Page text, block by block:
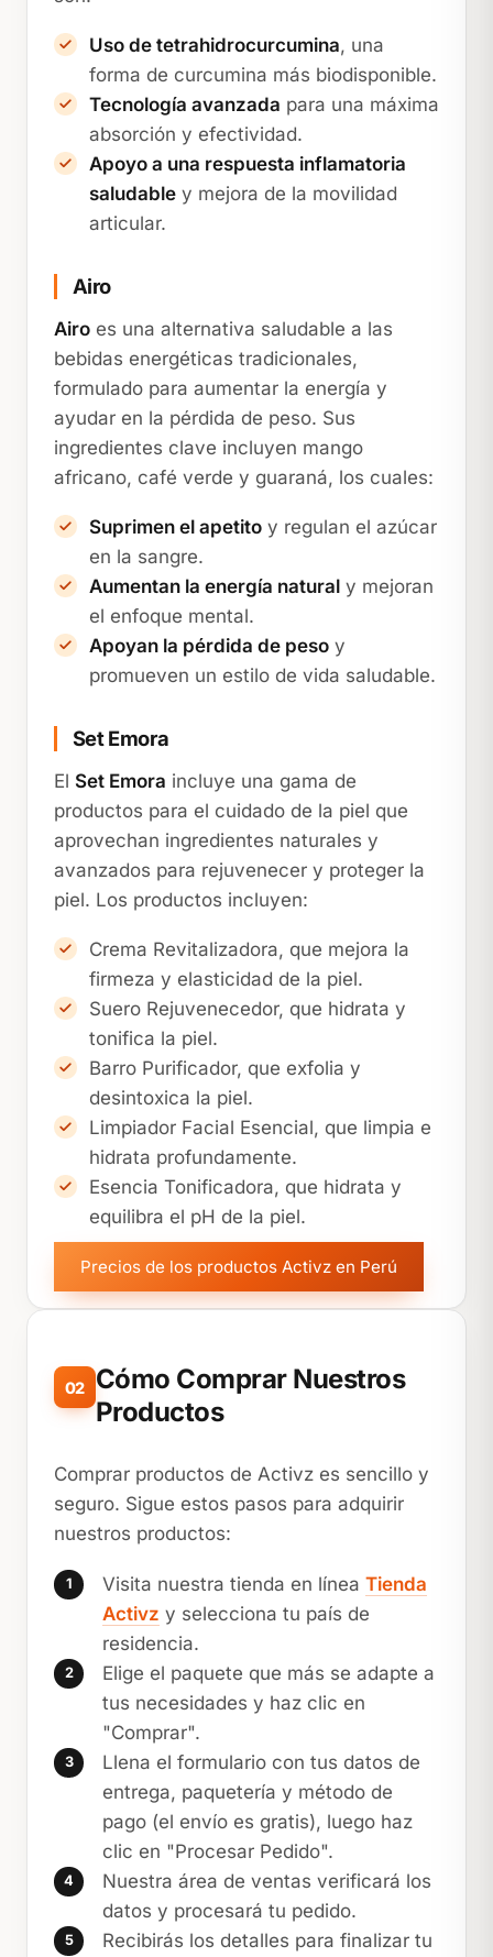
Uso de tetrahidrocurcumina, una
forma de curcumina más biodisponible.
Tecnología avanzada para una máxima
absorción y efectividad.
Apoyo a una respuesta inflamatoria
saludable y mejora de la movilidad
articular.
Airo
Airo es una alternativa saludable a las
bebidas energéticas tradicionales,
formulado para aumentar la energía y
ayudar en la pérdida de peso. Sus
ingredientes clave incluyen mango
africano, café verde y guaraná, los cuales:
Suprimen el apetito y regulan el azúcar
en la sangre.
Aumentan la energía natural y mejoran
el enfoque mental.
Apoyan la pérdida de peso y
promueven un estilo de vida saludable.
Set Emora
El Set Emora incluye una gama de
productos para el cuidado de la piel que
aprovechan ingredientes naturales y
avanzados para rejuvenecer y proteger la
piel. Los productos incluyen:
Crema Revitalizadora, que mejora la
firmeza y elasticidad de la piel.
Suero Rejuvenecedor, que hidrata y
tonifica la piel.
Barro Purificador, que exfolia y
desintoxica la piel.
Limpiador Facial Esencial, que limpia e
hidrata profundamente.
Esencia Tonificadora, que hidrata y
equilibra el pH de la piel.
Precios de los productos Activz en Perú
02 Cómo Comprar Nuestros
Productos
Comprar productos de Activz es sencillo y
seguro. Sigue estos pasos para adquirir
nuestros productos:
Visita nuestra tienda en línea Tienda
Activz y selecciona tu país de
residencia.
Elige el paquete que más se adapte a
tus necesidades y haz clic en
"Comprar".
Llena el formulario con tus datos de
entrega, paquetería y método de
pago (el envío es gratis), luego haz
clic en "Procesar Pedido".
Nuestra área de ventas verificará los
datos y procesará tu pedido.
Recibirás los detalles para finalizar tu